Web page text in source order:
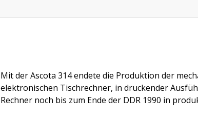
Mit der Ascota 314 endete die Produktion der
elektronischen Tischrechner, in druckender
Rechner noch bis zum Ende der DDR 1990 in